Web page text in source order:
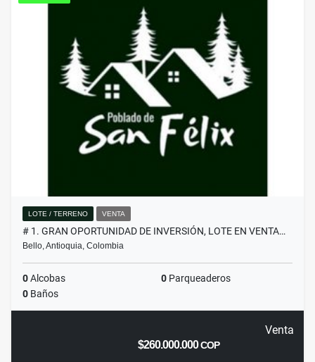
LOTE / TERRENO VENTA
# 1. GRAN OPORTUNIDAD DE INVERSIÓN, LOTE EN VENTA…
Bello, Antioquia, Colombia
0Alcobas 0 Parqueaderos
0 Baños
Venta
$260.000.000COP